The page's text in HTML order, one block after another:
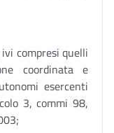
compresi quelli
coordinata e
esercenti
3, commi 98,